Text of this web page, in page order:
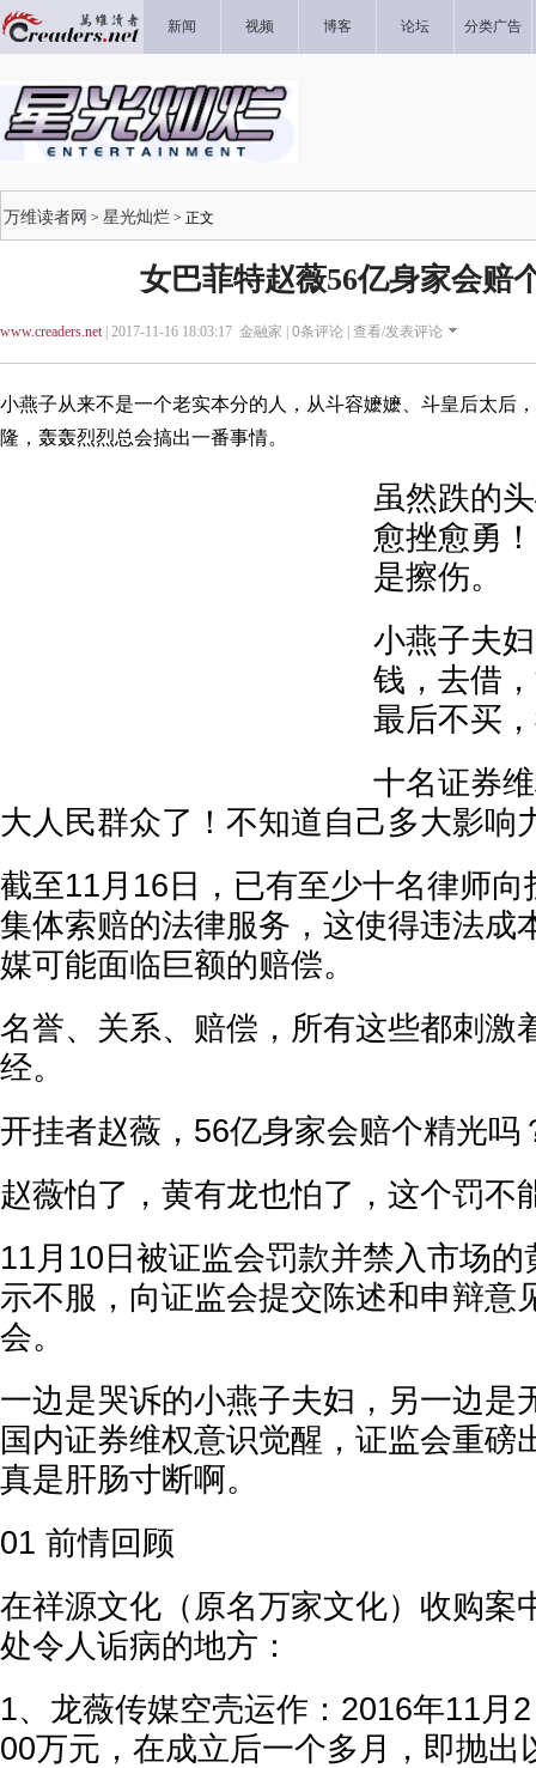
新闻 视频 博客 论坛 分类广告
万维读者网 > 星光灿烂 > 正文
女巴菲特赵薇56亿身家会赔
www.creaders.net| 2017-11-16 18:03:17 金融家 | 0条评论 | 查看/发表评论
小燕子从来不是一个老实本分的人，从斗容嬷嬷、斗皇后太后
隆，轰轰烈烈总会搞出一番事情。
虽然跌的
愈挫愈勇
是擦伤。
小燕子夫
钱，去借
最后不买
十名证券
大人民群众了！不知道自己多大影响
截至11月16日，已有至少十名律师
集体索赔的法律服务，这使得违法成
媒可能面临巨额的赔偿。
名誉、关系、赔偿，所有这些都刺激
经。
开挂者赵薇，56亿身家会赔个精光吗
赵薇怕了，黄有龙也怕了，这个罚不
11月10日被证监会罚款并禁入市场
示不服，向证监会提交陈述和申辩意
会。
一边是哭诉的小燕子夫妇，另一边是
国内证券维权意识觉醒，证监会重磅
真是肝肠寸断啊。
01 前情回顾
在祥源文化（原名万家文化）收购案
处令人诟病的地方：
1、龙薇传媒空壳运作：2016年11月
00万元，在成立后一个多月，即抛出